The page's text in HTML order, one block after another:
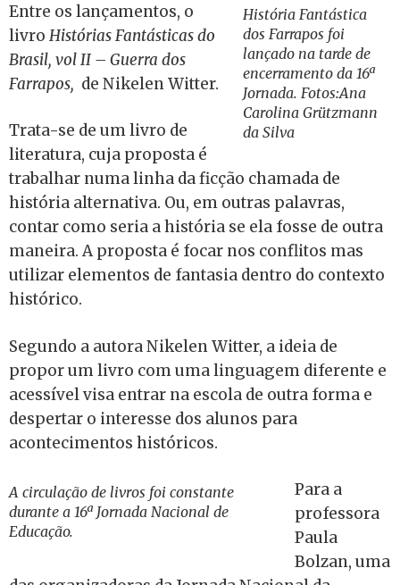
História Fantástica
dos Farrapos foi
lançado na tarde de
encerramento da 16ª
Jornada. Fotos:Ana
Carolina Grützmann
da Silva
Entre os lançamentos, o
livro Histórias Fantásticas do
Brasil, vol II – Guerra dos
Farrapos, de Nikelen Witter.
Trata-se de um livro de
literatura, cuja proposta é
trabalhar numa linha da ficção chamada de
história alternativa. Ou, em outras palavras,
contar como seria a história se ela fosse de outra
maneira. A proposta é focar nos conflitos mas
utilizar elementos de fantasia dentro do contexto
histórico.
Segundo a autora Nikelen Witter, a ideia de
propor um livro com uma linguagem diferente e
acessível visa entrar na escola de outra forma e
despertar o interesse dos alunos para
acontecimentos históricos.
A circulação de livros foi constante
durante a 16ª Jornada Nacional de
Educação.
Para a
professora
Paula
Bolzan, uma